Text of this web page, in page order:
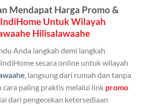
hingga 5 anggota
untuk menggunakan kuota ini.
digunakan di seluruh Indonesia
3G, dan 4G.
Roaming
Mendapat Harga Promo &
IndiHome Untuk Wilayah
Hilisalawaahe
Anda langkah demi langkah
secara online untuk wilayah
, langsung dari rumah dan tanpa
paling praktis melalui link promo
dari pengecekan ketersediaan